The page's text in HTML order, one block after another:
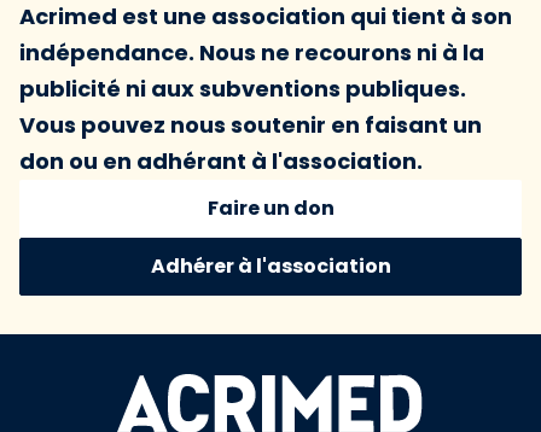
Acrimed est une association qui tient à son
indépendance. Nous ne recourons ni à la
publicité ni aux subventions publiques.
Vous pouvez nous soutenir en faisant un
don ou en adhérant à l'association.
Faire un don
Adhérer à l'association